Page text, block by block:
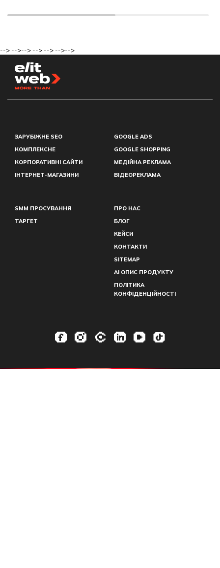
--> -->--> --> --> -->-->
ЗАРУБІЖНЕ SEO
КОМПЛЕКСНЕ
КОРПОРАТИВНІ САЙТИ
ІНТЕРНЕТ-МАГАЗИНИ
GOOGLE ADS
GOOGLE SHOPPING
МЕДІЙНА РЕКЛАМА
ВІДЕОРЕКЛАМА
SMM ПРОСУВАННЯ
ТАРГЕТ
ПРО НАС
БЛОГ
КЕЙСИ
КОНТАКТИ
SITEMAP
AI ОПИС ПРОДУКТУ
ПОЛІТИКА
КОНФІДЕНЦІЙНОСТІ